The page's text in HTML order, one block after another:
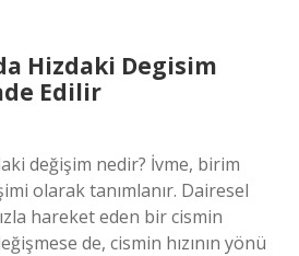
Hizdaki Degisim
Edilir
değişim nedir? İvme, birim
olarak tanımlanır. Dairesel
hareket eden bir cismin
de, cismin hızının yönü